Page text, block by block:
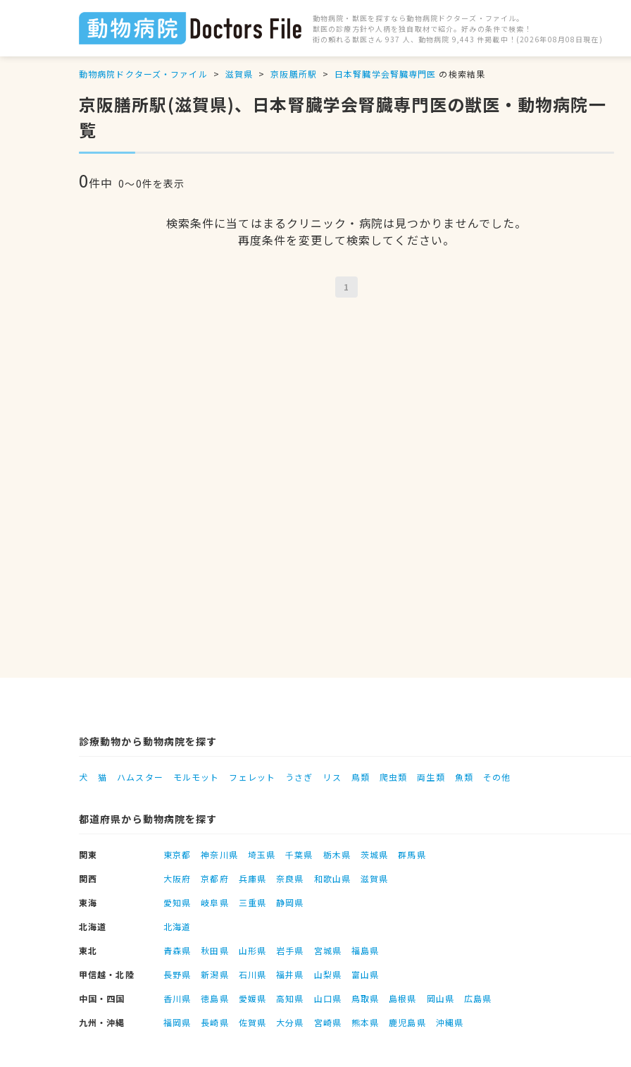
動物病院・獣医を探すなら動物病院ドクターズ・ファイル。
獣医の診療方針や人柄を独自取材で紹介。好みの条件で検索！
街の頼れる獣医さん 937 人、動物病院 9,443 件掲載中！(2026年08月08日現在)
動物病院ドクターズ・ファイル 滋賀県 京阪膳所駅 日本腎臓学会腎臓専門医 の検索結果
京阪膳所駅(滋賀県)、日本腎臓学会腎臓専門医の獣医・動物病院一
覧
0件中 0〜0件を表示
検索条件に当てはまるクリニック・病院は見つかりませんでした。
再度条件を変更して検索してください。
1
診療動物から動物病院を探す
犬 猫 ハムスター モルモット フェレット うさぎ リス 鳥類 爬虫類 両生類 魚類 その他
都道府県から動物病院を探す
関東 東京都 神奈川県 埼玉県 千葉県 栃木県 茨城県
群馬県
関西
大阪府 京都府 兵庫県 奈良県 和歌山県
滋賀県
東海
愛知県 岐阜県 三重県
静岡県
北海道
北海道
東北
青森県 秋田県 山形県 岩手県 宮城県
福島県
甲信越・北陸
長野県 新潟県 石川県 福井県 山梨県
富山県
中国・四国
香川県 徳島県 愛媛県 高知県 山口県 鳥取県 島根県 岡山県
広島県
九州・沖縄
福岡県 長崎県 佐賀県 大分県 宮崎県 熊本県 鹿児島県 沖縄県